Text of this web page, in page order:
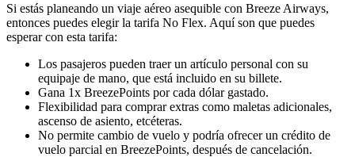
Si estás planeando un viaje aéreo asequible con Breeze Airways,
entonces puedes elegir la tarifa No Flex. Aquí son que puedes
esperar con esta tarifa:
Los pasajeros pueden traer un artículo personal con su
equipaje de mano, que está incluido en su billete.
Gana 1x BreezePoints por cada dólar gastado.
Flexibilidad para comprar extras como maletas adicionales,
ascenso de asiento, etcéteras.
No permite cambio de vuelo y podría ofrecer un crédito de
vuelo parcial en BreezePoints, después de cancelación.